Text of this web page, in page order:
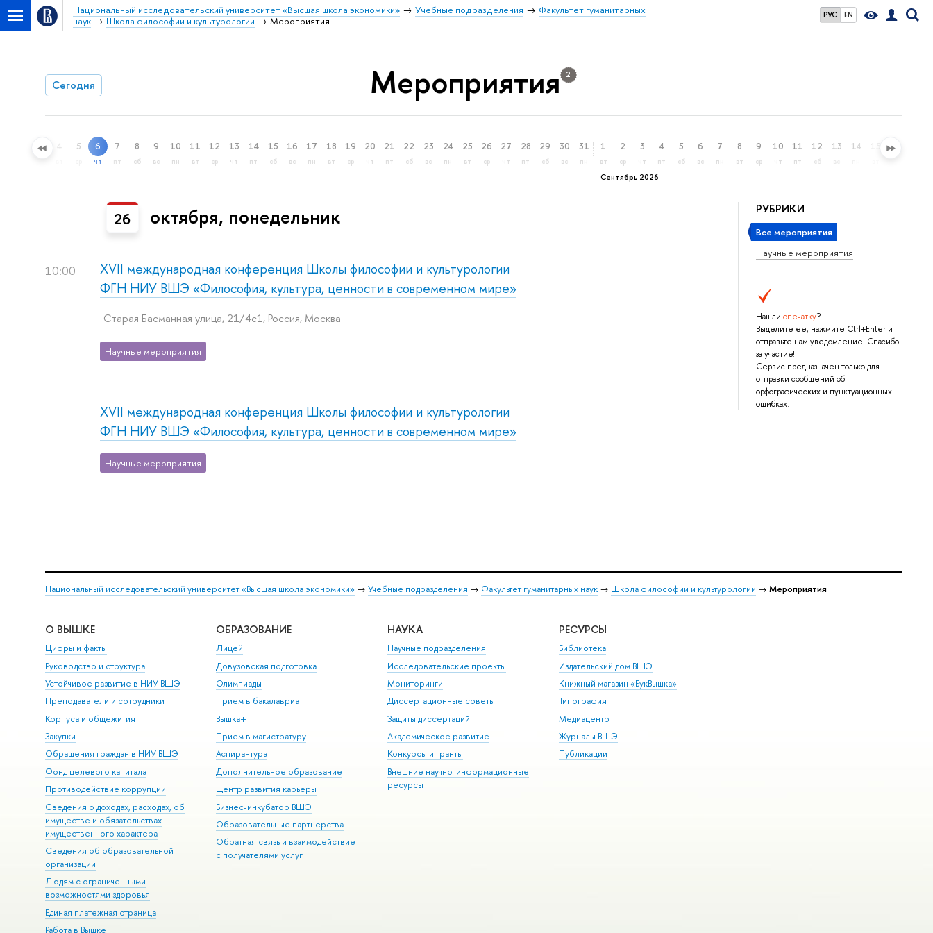
РУС EN
Национальный исследовательский университет «Высшая школа экономики» Учебные подразделения
Факультет гуманитарных
наук
Школа философии и культурологии Мероприятия
Сегодня Мероприятия 2
поиск 4 5 6
чт
7
пт
8
сб
9
вс
10
пн
11
вт
12
ср
13
чт
14
пт
15
сб
16
вс
17
пн
18
вт
19
ср
20
чт
21
пт
22
сб
23
вс
24
пн
25
вт
26
ср
27
чт
28
пт
29
сб
30
вс
31
пн
Сентябрь 2026
1
вт
2
ср
3
чт
4
пт
5
сб
6
вс
7
пн
8
вт
9
ср
10
чт
11
пт
12
сб
13 14 15 16
РУБРИКИ
Все мероприятия
Научные мероприятия
Нашли опечатку?
Выделите её, нажмите Ctrl+Enter и
отправьте нам уведомление. Спасибо
за участие!
Сервис предназначен только для
отправки сообщений об
орфографических и пунктуационных
ошибках.
26 октября, понедельник
10:00
XVII международная конференция Школы философии и культурологии
ФГН НИУ ВШЭ «Философия, культура, ценности в современном мире»
Старая Басманная улица, 21/4с1, Россия, Москва
Научные мероприятия
XVII международная конференция Школы философии и культурологии
ФГН НИУ ВШЭ «Философия, культура, ценности в современном мире»
Научные мероприятия
Национальный исследовательский университет «Высшая школа экономики» → Учебные подразделения → Факультет гуманитарных наук→ Школа философии и культурологии → Мероприятия
О ВЫШКЕ
Цифры и факты
Руководство и структура
Устойчивое развитие в НИУ ВШЭ
Преподаватели и сотрудники
Корпуса и общежития
Закупки
Обращения граждан в НИУ ВШЭ
Фонд целевого капитала
Противодействие коррупции
Сведения о доходах, расходах, об
имуществе и обязательствах
имущественного характера
Сведения об образовательной
организации
Людям с ограниченными
возможностями здоровья
Единая платежная страница
Работа в Вышке
ОБРАЗОВАНИЕ
Лицей
Довузовская подготовка
Олимпиады
Прием в бакалавриат
Вышка+
Прием в магистратуру
Аспирантура
Дополнительное образование
Центр развития карьеры
Бизнес-инкубатор ВШЭ
Образовательные партнерства
Обратная связь и взаимодействие
с получателями услуг
НАУКА
Научные подразделения
Исследовательские проекты
Мониторинги
Диссертационные советы
Защиты диссертаций
Академическое развитие
Конкурсы и гранты
Внешние научно-информационные
ресурсы
РЕСУРСЫ
Библиотека
Издательский дом ВШЭ
Книжный магазин «БукВышка»
Типография
Медиацентр
Журналы ВШЭ
Публикации